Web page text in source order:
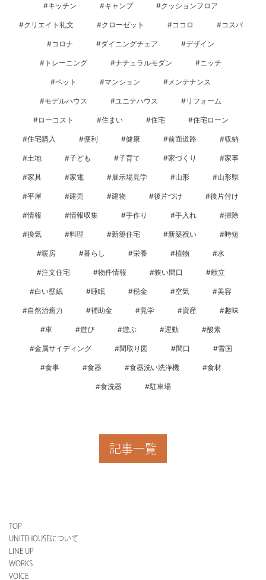
#キッチン #キャンプ #クッションフロア
#クリエイト礼文 #クローゼット #ココロ #コスパ
#コロナ #ダイニングチェア #デザイン
#トレーニング #ナチュラルモダン #ニッチ
#ペット #マンション #メンテナンス
#モデルハウス #ユニテハウス #リフォーム
#ローコスト #住まい #住宅 #住宅ローン
#住宅購入 #便利 #健康 #前面道路 #収納
#土地 #子ども #子育て #家づくり #家事
#家具 #家電 #展示場見学 #山形 #山形県
#平屋 #建売 #建物 #後片づけ #後片付け
#情報 #情報収集 #手作り #手入れ #掃除
#換気 #料理 #新築住宅 #新築祝い #時短
#暖房 #暮らし #栄養 #植物 #水
#注文住宅 #物件情報 #狭い間口 #献立
#白い壁紙 #睡眠 #税金 #空気 #美容
#自然治癒力 #補助金 #見学 #資産 #趣味
#車 #遊び #遊ぶ #運動 #酸素
#金属サイディング #間取り図 #間口 #雪国
#食事 #食器 #食器洗い洗浄機 #食材
#食洗器 #駐車場
記事一覧
TOP
UNITEHOUSEについて
LINE UP
WORKS
VOICE